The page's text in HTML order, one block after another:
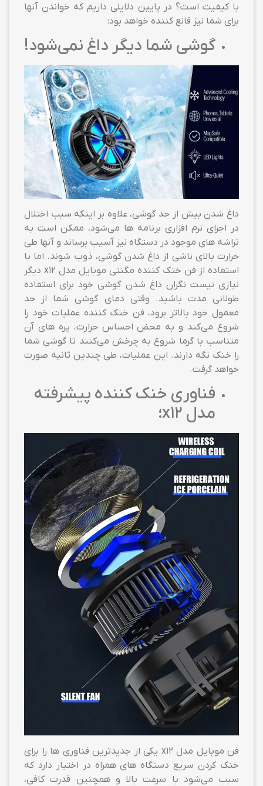
با کیفیت است؟ در پایین دلایلی داریم که خواندن آنها
برای شما نیز قانع کننده خواهد بود:
گوشی شما دیگر داغ نمی‌شود!
داغ شدن بیش از حد گوشی، علاوه بر اینکه سبب اختلال
در اجرای نرم افزاری برنامه ها می‌شود، ممکن است به
تراشه های موجود در دستگاه نیز آسیب برساند و آنها طی
حرارت بالای ناشی از داغ شدن گوشی، ذوب شوند. اما با
استفاده از فن خنک کننده مگنتی موبایل مدل x12 دیگر
نیازی نیست نگران داغ شدن گوشی خود برای استفاده
طولانی مدت باشید. وقتی دمای گوشی شما از حد
معمول خود بالاتر برود، فن خنک کننده عملیات خود را
شروع می‌کند و به محض احساس حرارت، پره های آن
متناسب با گرما شروع به چرخش می‌کنند تا گوشی شما
را خنک نگه دارند. این عملیات، طی چندین ثانیه صورت
خواهد گرفت.
فناوری خنک کننده پیشرفته
مدل x12؛
فن موبایل مدل x12 یکی از جدیدترین فناوری ها را برای
خنک کردن سریع دستگاه های همراه در اختیار دارد که
سبب می‌شود با سرعت بالا و همچنین قدرت کافی،